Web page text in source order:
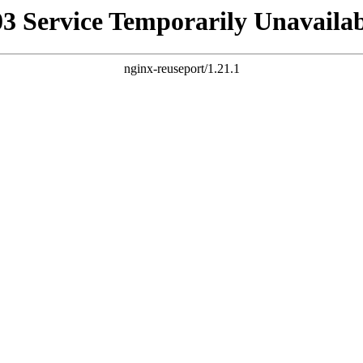
Service Temporarily
nginx-reuseport/1.21.1